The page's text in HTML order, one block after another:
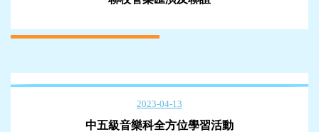
2023-04-13
中五級音樂科全方位學習活動